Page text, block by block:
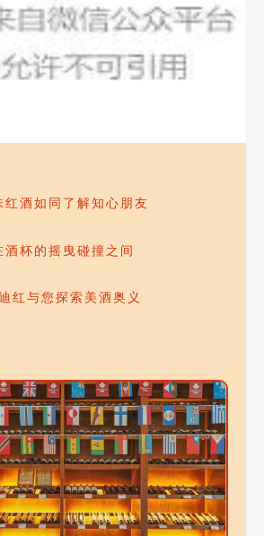
红酒如同了解知心朋友
酒杯的摇曳碰撞之间
红与您探索美酒奥义